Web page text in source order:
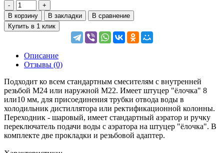
В корзину В закладки
В сравнение
Купить в 1 клик
Описание
Отзывы (0)
Подходит ко всем стандартным смесителям с внутренней
резьбой М24 или наружной М22. Имеет штуцер "ёлочка" 8
или10 мм, для присоединения трубки отвода воды в
холодильник дистиллятора или ректификационной колонны.
Переходник - шаровый, имеет стандартный аэратор и ручку
переключатель подачи воды с аэратора на штуцер "ёлочка". В
комплекте две прокладки и резьбовой адаптер.